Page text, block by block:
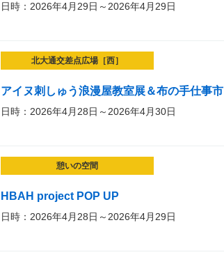
日時：2026年4月29日～2026年4月29日
北大通交差点広場［西］
アイヌ刺しゅう浪漫屋教室展＆布の手仕事市
日時：2026年4月28日～2026年4月30日
憩いの空間
HBAH project POP UP
日時：2026年4月28日～2026年4月29日